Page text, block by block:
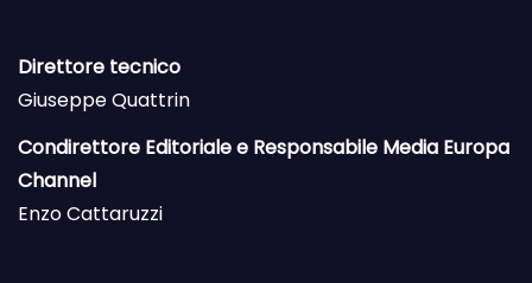
Direttore tecnico
Giuseppe Quattrin
Condirettore Editoriale e Responsabile Media Europa
Channel
Enzo Cattaruzzi